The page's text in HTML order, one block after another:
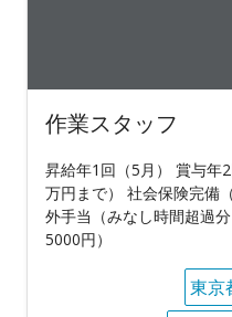
作業スタッフ
昇給年1回（5月） 賞与年
万円まで） 社会保険完備
外手当（みなし時間超過
5000円）
東京